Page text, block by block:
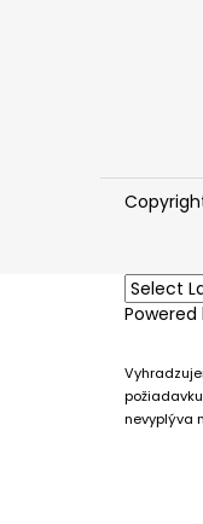
Powered
nevyplýva